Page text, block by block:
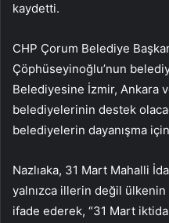
kaydetti.
CHP Çorum Belediye
Çöphüseyinoğlu’nun
Belediyesine İzmir, Ankara
belediyelerinin destek
belediyelerin dayanışma
Nazlıaka, 31 Mart Mahalli
yalnızca illerin değil
ifade ederek, “31 Mart